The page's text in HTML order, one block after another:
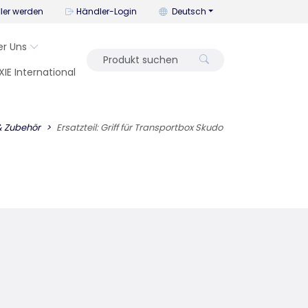
werden Händler-Login Mit diesem Menü können Sie
Deutsch
Uns
International
Zubehör Ersatzteil: Griff für Transportbox Skudo